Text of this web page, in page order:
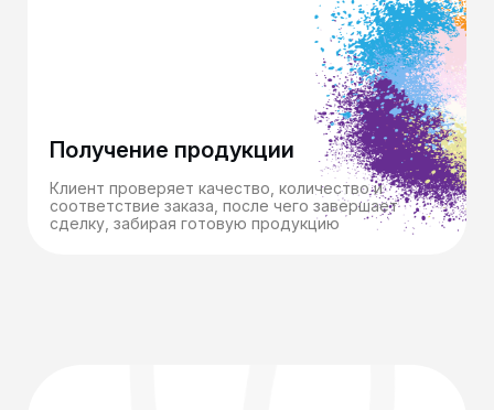
Получение продукции
Клиент проверяет качество, количество и
соответствие заказа, после чего завершает
сделку, забирая готовую продукцию